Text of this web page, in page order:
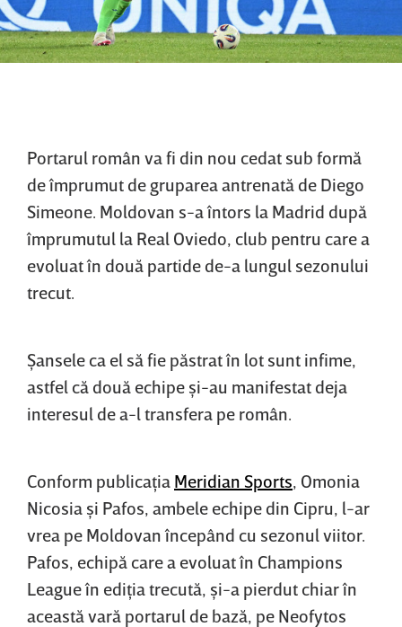
Portarul român va fi din nou cedat sub formă
de împrumut de gruparea antrenată de Diego
Simeone. Moldovan s-a întors la Madrid după
împrumutul la Real Oviedo, club pentru care a
evoluat în două partide de-a lungul sezonului
trecut.
Şansele ca el să fie păstrat în lot sunt infime,
astfel că două echipe şi-au manifestat deja
interesul de a-l transfera pe român.
Conform publicaţia Meridian Sports , Omonia
Nicosia şi Pafos, ambele echipe din Cipru, l-ar
vrea pe Moldovan începând cu sezonul viitor.
Pafos, echipă care a evoluat în Champions
League în ediţia trecută, şi-a pierdut chiar în
această vară portarul de bază, pe Neofytos